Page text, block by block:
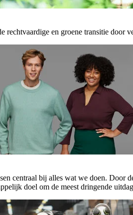
rechtvaardige en groene transitie door
centraal bij alles wat we doen. Door
doel om de meest dringende